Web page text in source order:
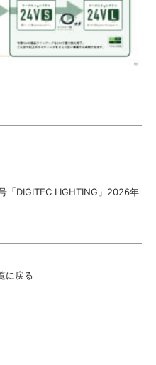
「DIGITEC LIGHTING」2026年
に戻る